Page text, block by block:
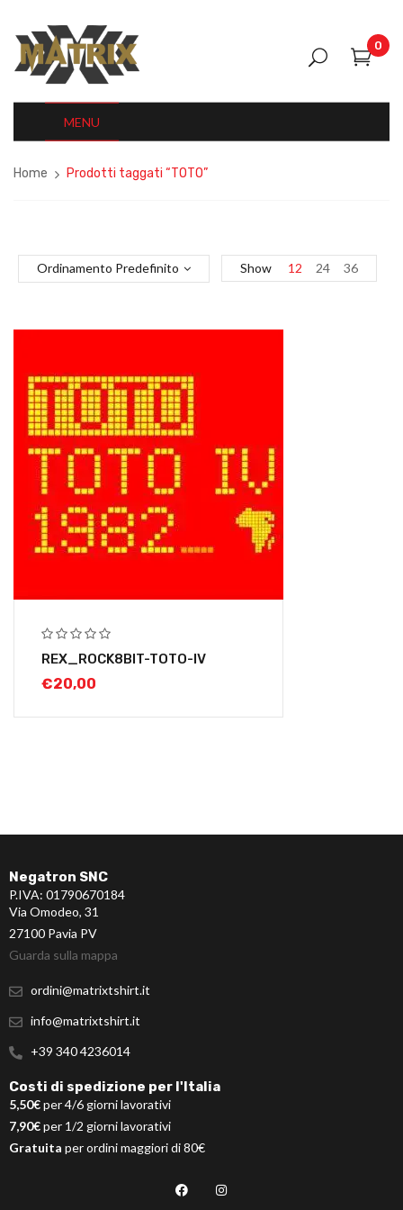
0
MENU
Home Prodotti taggati “TOTO”
Ordinamento Predefinito Show 12 24 36
REX_ROCK8BIT-TOTO-IV
€20,00
Negatron SNC
P.IVA: 01790670184
Via Omodeo, 31
27100 Pavia PV
Guarda sulla mappa
ordini@matrixtshirt.it
info@matrixtshirt.it
+39 340 4236014
Costi di spedizione per l'Italia
5,50€per 4/6 giorni lavorativi
7,90€per 1/2 giorni lavorativi
Gratuita per ordini maggiori di 80€